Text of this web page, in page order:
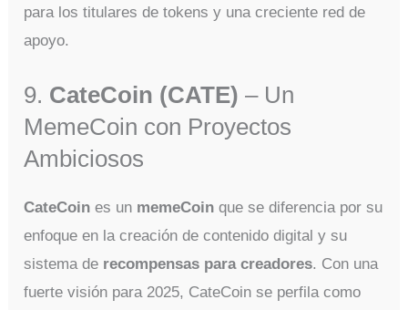
para los titulares de tokens y una creciente red de
apoyo.
9. CateCoin (CATE) – Un
MemeCoin con Proyectos
Ambiciosos
CateCoin es un memeCoin que se diferencia por su
enfoque en la creación de contenido digital y su
sistema de recompensas para creadores. Con una
fuerte visión para 2025, CateCoin se perfila como